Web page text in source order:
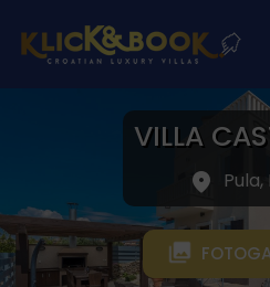
VILLA